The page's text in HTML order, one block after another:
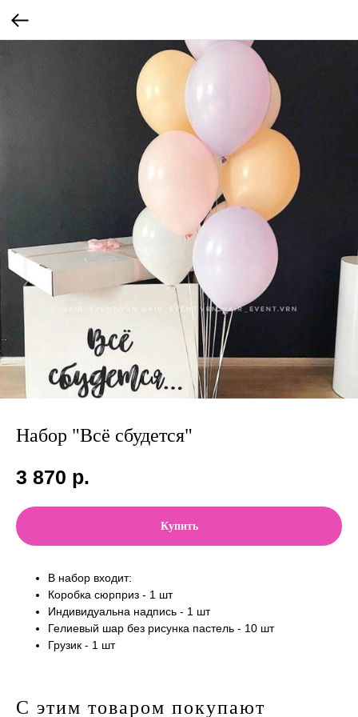
Набор "Всё сбудется"
3 870 р.
Купить
В набор входит:
Коробка сюрприз - 1 шт
Индивидуальна надпись - 1 шт
Гелиевый шар без рисунка пастель - 10 шт
Грузик - 1 шт
С этим товаром покупают